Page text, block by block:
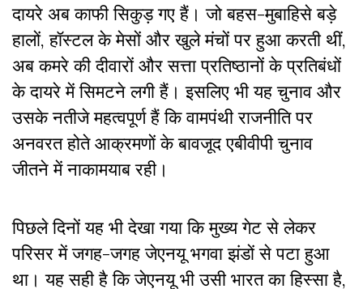
दायरे अब काफी सिकुड़ गए हैं। जो बहस-मुबाहिसे बड़े
हालों, हॉस्टल के मेसों और खुले मंचों पर हुआ करती थीं,
अब कमरे की दीवारों और सत्ता प्रतिष्ठानों के प्रतिबंधों
के दायरे में सिमटने लगी हैं। इसलिए भी यह चुनाव और
उसके नतीजे महत्वपूर्ण हैं कि वामपंथी राजनीति पर
अनवरत होते आक्रमणों के बावजूद एबीवीपी चुनाव
जीतने में नाकामयाब रही।
पिछले दिनों यह भी देखा गया कि मुख्य गेट से लेकर
परिसर में जगह-जगह जेएनयू भगवा झंडों से पटा हुआ
था। यह सही है कि जेएनयू भी उसी भारत का हिस्सा है,